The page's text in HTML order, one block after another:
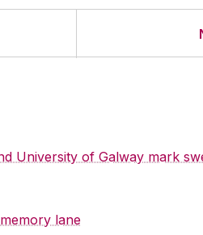
University of Galway mark
lane